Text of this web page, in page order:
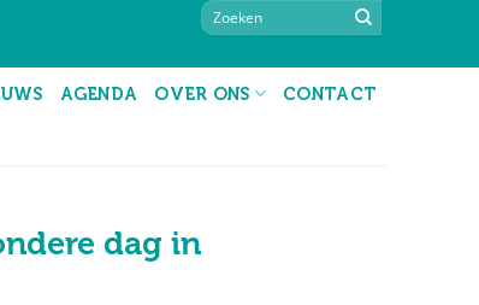
AGENDA OVER ONS CONTACT
dag in